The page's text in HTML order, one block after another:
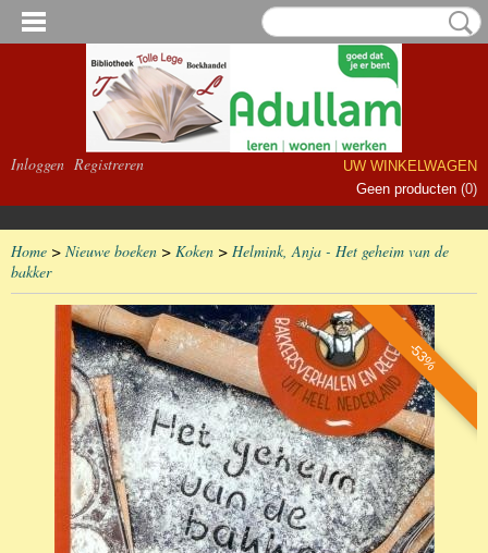
Inloggen Registreren
UW WINKELWAGEN
Geen producten (0)
Home > Nieuwe boeken > Koken > Helmink, Anja - Het geheim van de
bakker
-53%